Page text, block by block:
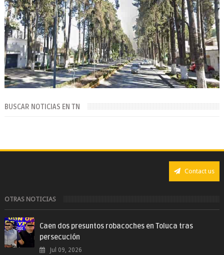
BUSCAR NOTICIAS EN TN
Contact us
OTRAS NOTICIAS
Caen dos presuntos robacoches en Toluca tras
persecución
Jul 09, 2026